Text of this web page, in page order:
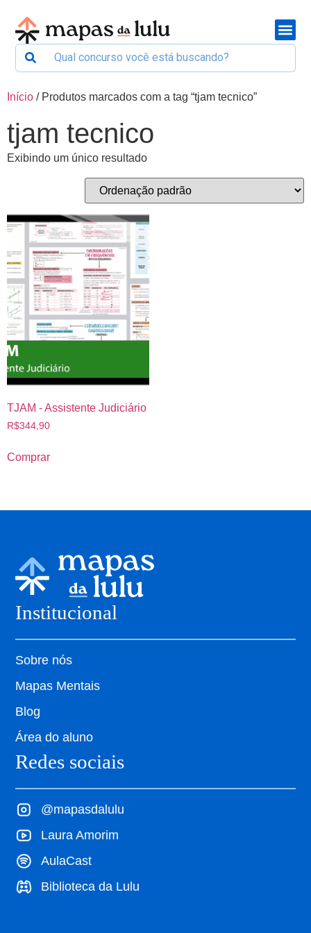
Início / Produtos marcados com a tag “tjam tecnico”
tjam tecnico
Exibindo um único resultado
TJAM - Assistente Judiciário
R$344,90
Comprar
Institucional
Sobre nós
Mapas Mentais
Blog
Área do aluno
Redes sociais
@mapasdalulu
Laura Amorim
AulaCast
Biblioteca da Lulu